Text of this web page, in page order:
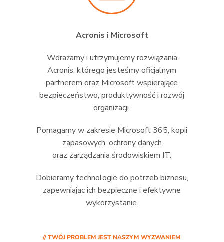
Acronis i Microsoft
Wdrażamy i utrzymujemy rozwiązania
Acronis, którego jesteśmy oficjalnym
partnerem oraz Microsoft wspierające
bezpieczeństwo, produktywność i rozwój
organizacji.
Pomagamy w zakresie Microsoft 365, kopii
zapasowych, ochrony danych
oraz zarządzania środowiskiem IT.
Dobieramy technologie do potrzeb biznesu,
zapewniając ich bezpieczne i efektywne
wykorzystanie.
// TWÓJ PROBLEM JEST NASZYM WYZWANIEM